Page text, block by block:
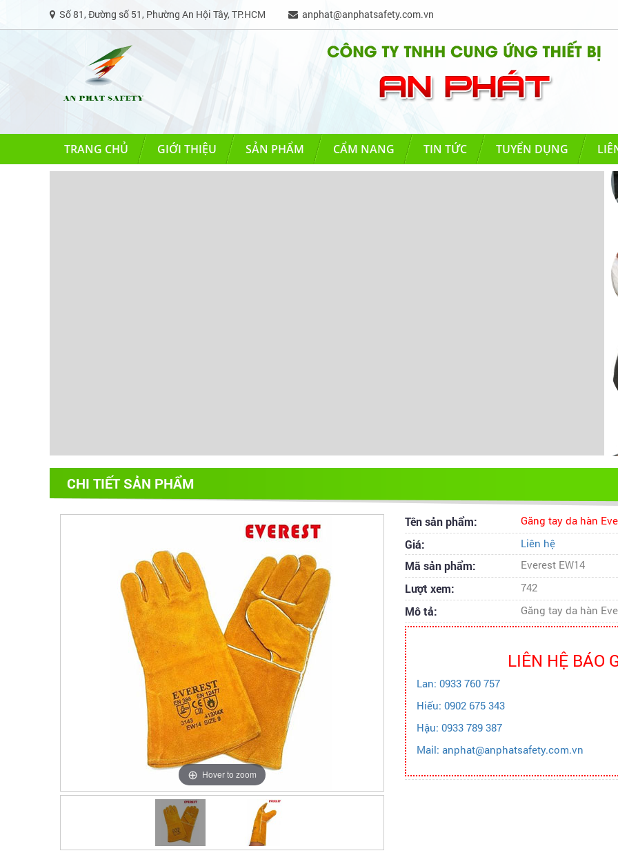
Số 81, Đường số 51, Phường An Hội Tây, TP.HCM anphat@anphatsafety.com.vn
TRANG CHỦ GIỚI THIỆU SẢN PHẨM CẨM NANG TIN TỨC TUYỂN DỤNG
CHI TIẾT SẢN PHẨM
Hover to zoom
Tên sản phẩm: Găng tay da hàn
Giá: Liên hệ
Mã sản phẩm: Everest EW14
Lượt xem: 742
Mô tả: Găng tay da hàn
LIÊN HỆ BÁO
Lan: 0933 760 757
Hiếu: 0902 675 343
Hậu: 0933 789 387
Mail: anphat@anphatsafety.com.vn